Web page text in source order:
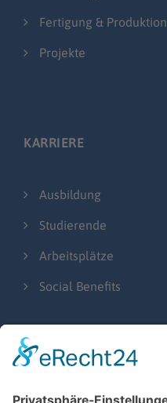
Fertigung & Produktion
Projekte
KARRIERE
Ausbildung
Studierende
Arbeitsplätze
Social Benefits